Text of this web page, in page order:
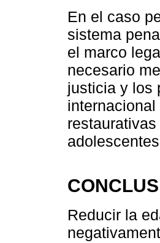
En el caso
sistema
el marco
necesario
justicia y los
Reducir la